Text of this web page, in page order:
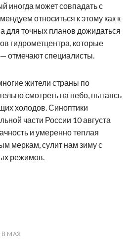
иногда может совпадать с
относиться к этому как к
для точных планов дожидаться
гидрометцентра, которые
отмечают специалисты.
жители страны по
смотреть на небо, пытаясь
холодов. Синоптики
части России 10 августа
и умеренно теплая
меркам, сулит нам зиму с
режимов.
MAX